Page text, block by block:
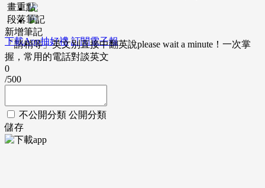
下載App抽好禮 訂閱電子報
畫重點
段落筆記
新增筆記
「請稍等」英文別直接中翻英說please wait a minute！一次掌
握，常用的電話對談英文
0
/500
不公開分類 公開分類
儲存